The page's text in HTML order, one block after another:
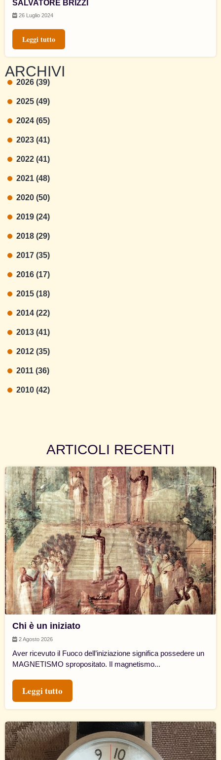
SALVATORE BRIZZI
26 Luglio 2024
Leggi tutto
ARCHIVI
2026 (39)
2025 (49)
2024 (65)
2023 (41)
2022 (41)
2021 (48)
2020 (50)
2019 (24)
2018 (29)
2017 (35)
2016 (17)
2015 (18)
2014 (22)
2013 (41)
2012 (35)
2011 (36)
2010 (42)
ARTICOLI RECENTI
Chi è un iniziato
2 Agosto 2026
Aver ricevuto il Fuoco dell’iniziazione significa possedere un
MAGNETISMO spropositato. Il magnetismo...
Leggi tutto